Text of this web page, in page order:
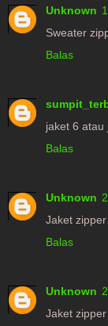
Unknown
Sweater
Balas
jaket 6 atau
Balas
Unknown
Jaket
Balas
Unknown
Jaket